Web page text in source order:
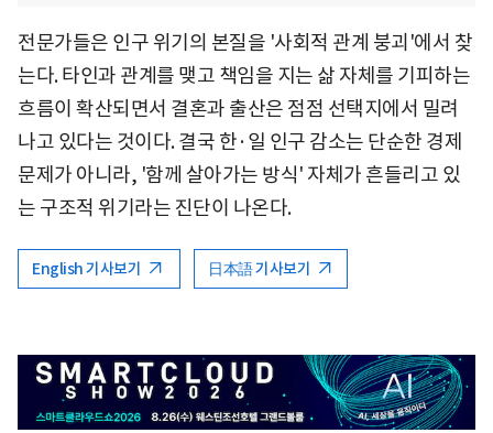
전문가들은 인구 위기의 본질을 '사회적 관계 붕괴'에서 찾
는다. 타인과 관계를 맺고 책임을 지는 삶 자체를 기피하는
흐름이 확산되면서 결혼과 출산은 점점 선택지에서 밀려
나고 있다는 것이다. 결국 한·일 인구 감소는 단순한 경제
문제가 아니라, '함께 살아가는 방식' 자체가 흔들리고 있
는 구조적 위기라는 진단이 나온다.
English 기사보기 日本語 기사보기